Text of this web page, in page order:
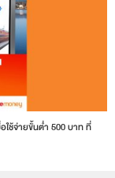
ใช้จ่ายขั้นต่ำ 500 บาท ที่